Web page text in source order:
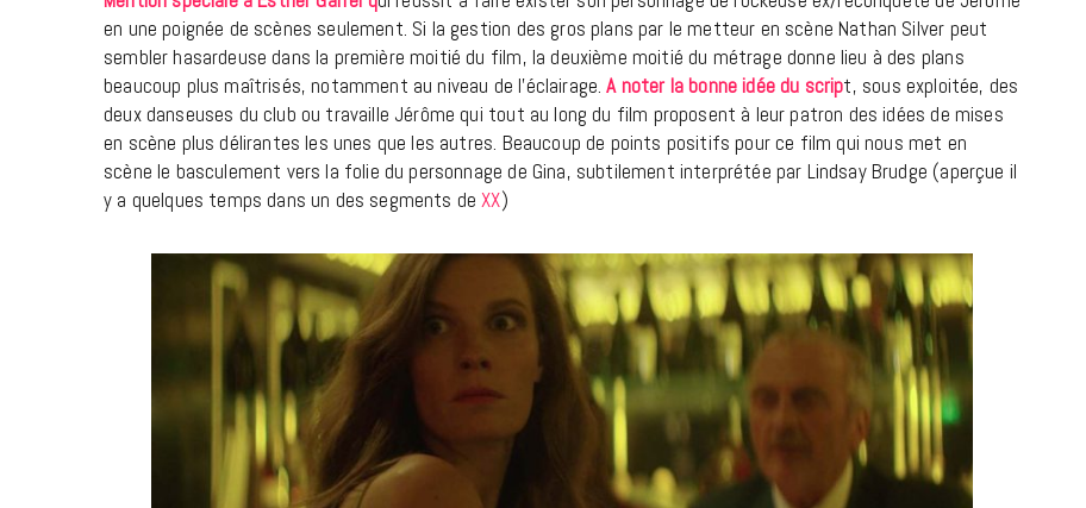
en une poignée de scènes seulement. Si la gestion des gros plans par le metteur en scène Nathan Silver peut
sembler hasardeuse dans la première moitié du film, la deuxième moitié du métrage donne lieu à des plans
beaucoup plus maîtrisés, notamment au niveau de l’éclairage.A noter la bonne idée du script, sous exploitée, des
deux danseuses du club ou travaille Jérôme qui tout au long du film proposent à leur patron des idées de mises
en scène plus délirantes les unes que les autres. Beaucoup de points positifs pour ce film qui nous met en
scène le basculement vers la folie du personnage de Gina, subtilement interprétée par Lindsay Brudge (aperçue il
y a quelques temps dans un des segments deXX)
CINÉMA ET SÉRIES
Disclosure Day : le retour en grâce
de Steven Spielberg
9 JUIN 2026